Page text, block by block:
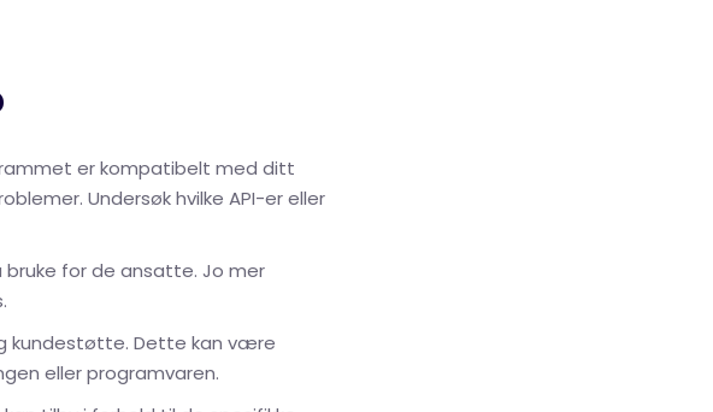
er kompatibelt med ditt
Undersøk hvilke API-er eller
bruke for de ansatte. Jo mer
kundestøtte. Dette kan være
eller programvaren.